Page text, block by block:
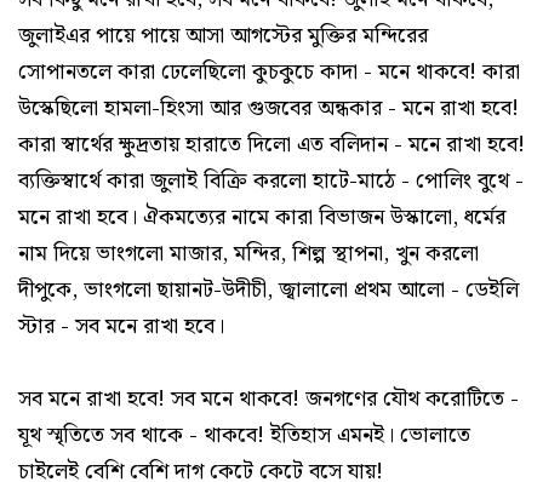
জুলাইএর পায়ে পায়ে আসা আগস্টের মুক্তির মন্দিরের
সোপানতলে কারা ঢেলেছিলো কুচকুচে কাদা - মনে থাকবে! কারা
উস্কেছিলো হামলা-হিংসা আর গুজবের অন্ধকার - মনে রাখা হবে!
কারা স্বার্থের ক্ষুদ্রতায় হারাতে দিলো এত বলিদান - মনে রাখা হবে!
ব্যক্তিস্বার্থে কারা জুলাই বিক্রি করলো হাটে-মাঠে - পোলিং বুথে -
মনে রাখা হবে। ঐকমত্যের নামে কারা বিভাজন উস্কালো, ধর্মের
নাম দিয়ে ভাংগলো মাজার, মন্দির, শিল্প স্থাপনা, খুন করলো
দীপুকে, ভাংগলো ছায়ানট-উদীচী, জ্বালালো প্রথম আলো - ডেইলি
স্টার - সব মনে রাখা হবে।
সব মনে রাখা হবে! সব মনে থাকবে! জনগণের যৌথ করোটিতে -
যূথ স্মৃতিতে সব থাকে - থাকবে! ইতিহাস এমনই। ভোলাতে
চাইলেই বেশি বেশি দাগ কেটে কেটে বসে যায়!